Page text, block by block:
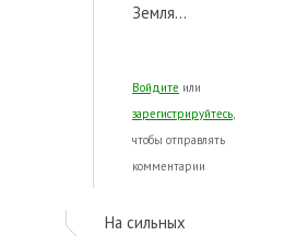
Земля...
Войдите или
зарегистрируйтесь,
чтобы отправлять
комментарии
На сильных